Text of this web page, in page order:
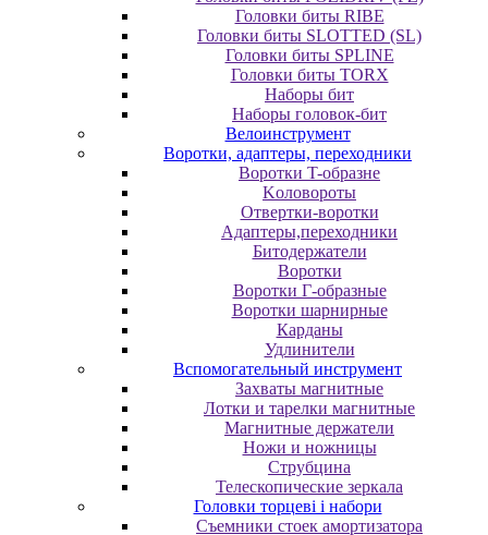
Головки биты RIBE
Головки биты SLOTTED (SL)
Головки биты SPLINE
Головки биты TORX
Наборы бит
Наборы головок-бит
Велоинструмент
Воротки, адаптеры, переходники
Bopoтки T-oбpaзне
Koлoвopoты
Oтвepтки-вopoтки
Адаптеры,переходники
Битодержатели
Воротки
Воротки Г-образные
Воротки шарнирные
Карданы
Удлинители
Вспомогательный инструмент
Захваты магнитные
Лотки и тарелки магнитные
Магнитные держатели
Ножи и ножницы
Струбцина
Телескопические зеркала
Головки торцеві і набори
Cъeмники cтoeк aмopтизaтopa